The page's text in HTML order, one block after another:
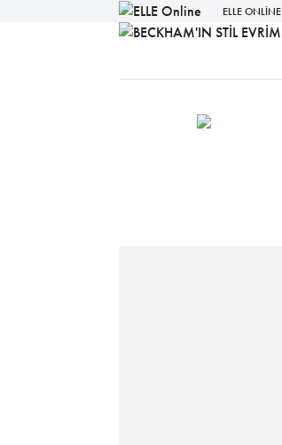
ELLE ONLİNE